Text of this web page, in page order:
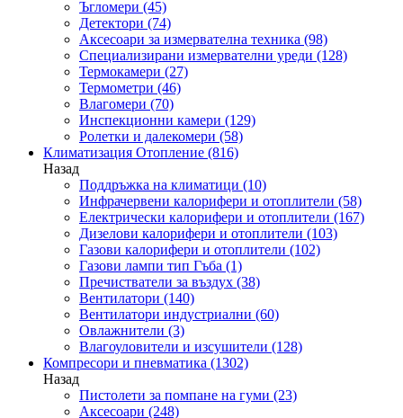
Ъгломери (45)
Детектори (74)
Аксесоари за измервателна техника (98)
Специализирани измервателни уреди (128)
Термокамери (27)
Термометри (46)
Влагомери (70)
Инспекционни камери (129)
Ролетки и далекомери (58)
Климатизация Отопление (816)
Назад
Поддръжка на климатици (10)
Инфрачервени калорифери и отоплители (58)
Електрически калорифери и отоплители (167)
Дизелови калорифери и отоплители (103)
Газови калорифери и отоплители (102)
Газови лампи тип Гъба (1)
Пречистватели за въздух (38)
Вентилатори (140)
Вентилатори индустриални (60)
Овлажнители (3)
Влагоуловители и изсушители (128)
Компресори и пневматика (1302)
Назад
Пистолети за помпане на гуми (23)
Аксесоари (248)